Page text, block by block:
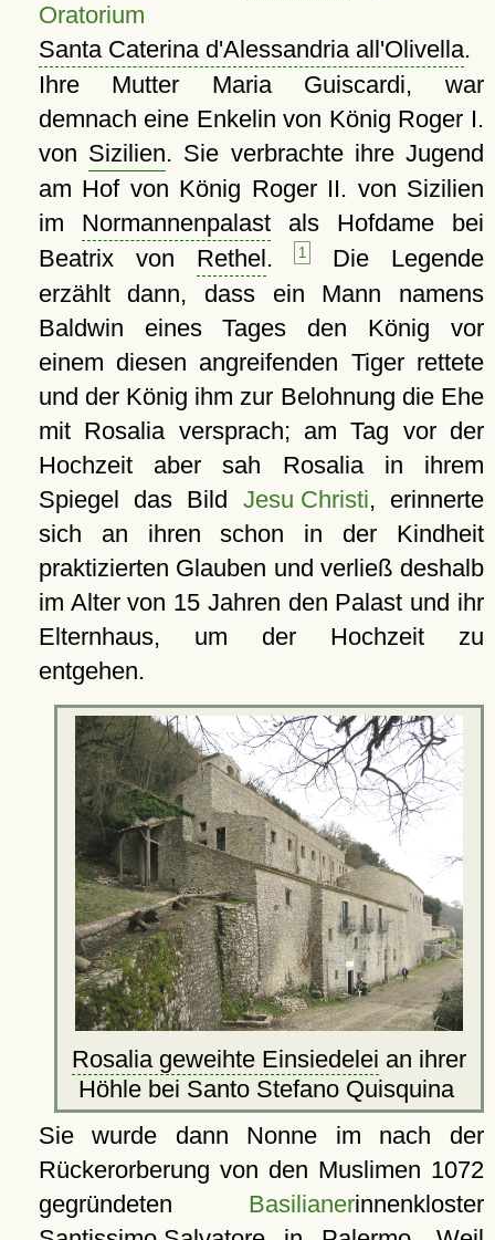
Oratorium
Santa Caterina d'Alessandria all'Olivella.
Ihre Mutter Maria Guiscardi, war
demnach eine Enkelin von König Roger I.
von Sizilien. Sie verbrachte ihre Jugend
am Hof von König Roger II. von Sizilien
im Normannenpalastals Hofdame bei
Beatrix von Rethel . 1
Die Legende
erzählt dann, dass ein Mann namens
Baldwin eines Tages den König vor
einem diesen angreifenden Tiger rettete
und der König ihm zur Belohnung die Ehe
mit Rosalia versprach; am Tag vor der
Hochzeit aber sah Rosalia in ihrem
Spiegel das Bild Jesu Christi, erinnerte
sich an ihren schon in der Kindheit
praktizierten Glauben und verließ deshalb
im Alter von 15 Jahren den Palast und ihr
Elternhaus, um der Hochzeit zu
entgehen.
Rosalia geweihte Einsiedelei an ihrer
Höhle bei Santo Stefano Quisquina
Sie wurde dann Nonne im nach der
Rückerorberung von den Muslimen 1072
gegründeten Basilianerinnenkloster